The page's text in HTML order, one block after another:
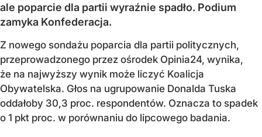
ale poparcie dla partii wyraźnie spadło. Podium
zamyka Konfederacja.
Z nowego sondażu poparcia dla partii politycznych,
przeprowadzonego przez ośrodek Opinia24, wynika,
że na najwyższy wynik może liczyć Koalicja
Obywatelska. Głos na ugrupowanie Donalda Tuska
oddałoby 30,3 proc. respondentów. Oznacza to spadek
o 1 pkt proc. w porównaniu do lipcowego badania.